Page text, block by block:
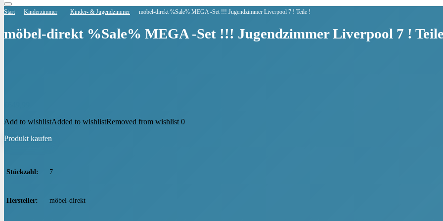
Start Kinderzimmer Kinder- & Jugendzimmer möbel-direkt %Sale% MEGA -Set !!! Jugendzimmer Liverpool 7 ! Teile !
möbel-direkt %Sale% MEGA -Set !!! Jugendzimmer Liverpool 7 !
Add to wishlistAdded to wishlistRemoved from wishlist 0
Produkt kaufen
Stückzahl ‎7
Hersteller ‎möbel-direkt